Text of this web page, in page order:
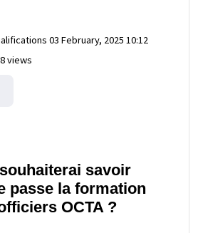
03 February, 2025 10:12
views
savoir
passe la formation
OCTA ?